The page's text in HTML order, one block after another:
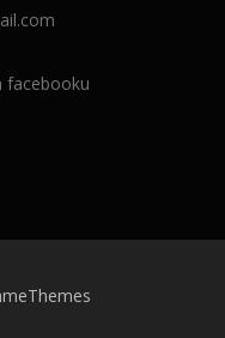
facebooku